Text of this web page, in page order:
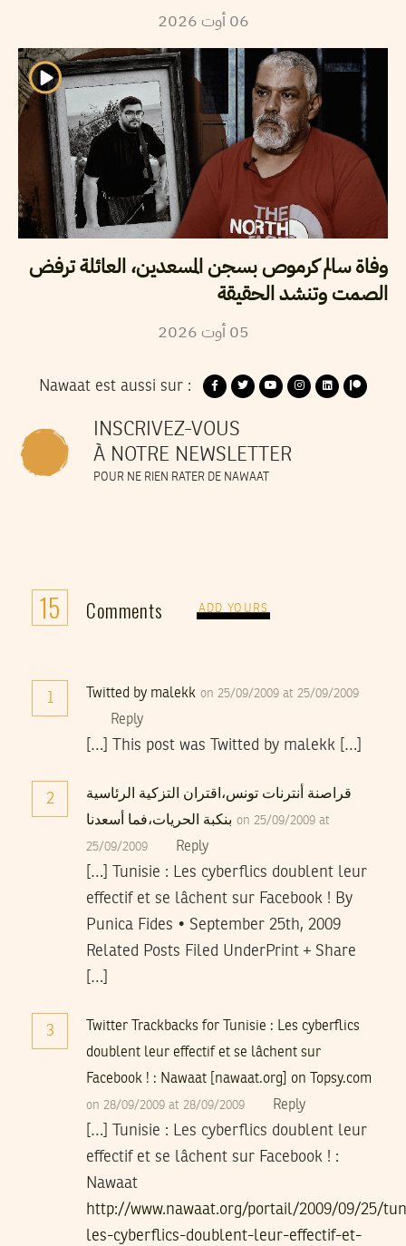
06 أوت2026
وفاة سالم كرموص بسجن المسعدين، العائلة ترفض
الصمت وتنشد الحقيقة
05 أوت2026
Nawaat est aussi sur :
INSCRIVEZ-VOUS
À NOTRE NEWSLETTER
POUR NE RIEN RATER DE NAWAAT
15 Comments ADD YOURS
1 Twitted by malekk on 25/09/2009 at 25/09/2009
Reply
[…] This post was Twitted by malekk […]
2
قراصنة أنترنات تونس،اقتران التزكية الرئاسية
بنكبة الحريات،فما أسعدنا on 25/09/2009 at
25/09/2009 Reply
[…] Tunisie : Les cyberflics doublent leur
effectif et se lâchent sur Facebook ! By
Punica Fides • September 25th, 2009
Related Posts Filed UnderPrint + Share
[…]
3
Twitter Trackbacks for Tunisie : Les cyberflics
doublent leur effectif et se lâchent sur
Facebook ! : Nawaat [nawaat.org] on Topsy.com
on 28/09/2009 at 28/09/2009 Reply
[…] Tunisie : Les cyberflics doublent leur
effectif et se lâchent sur Facebook ! :
Nawaat
http://www.nawaat.org/portail/2009/09/25/
les-cyberflics-doublent-leur-effectif-et-